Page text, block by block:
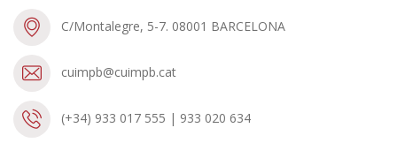
C/Montalegre, 5-7. 08001 BARCELONA
cuimpb@cuimpb.cat
(+34) 933 017 555 | 933 020 634